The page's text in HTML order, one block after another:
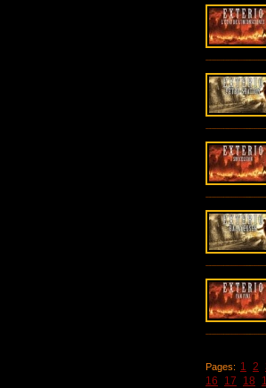
Pages: 1 2
16
17 18